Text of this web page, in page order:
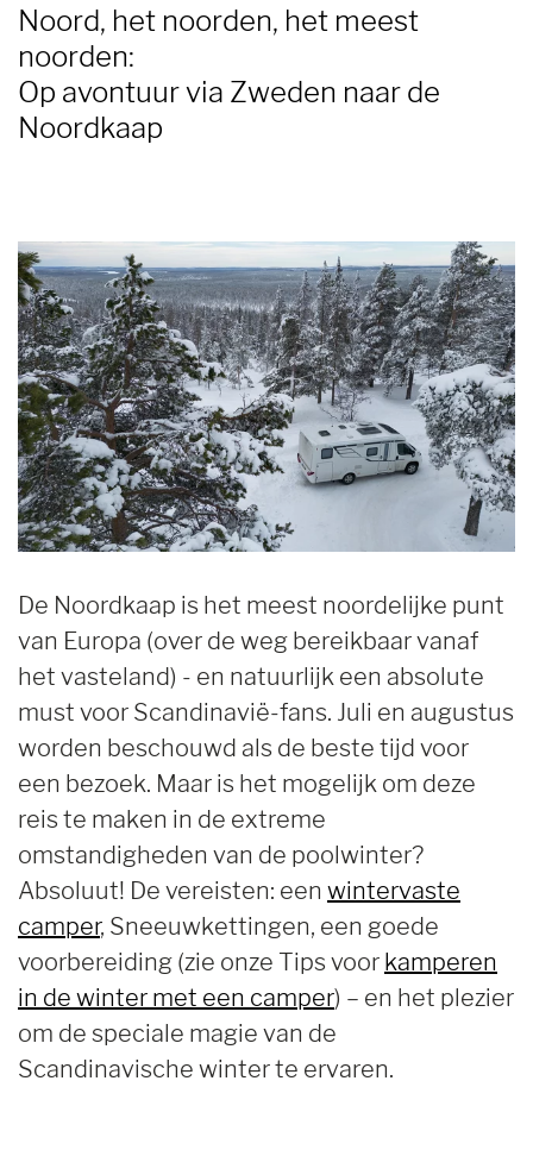
Noord, het noorden, het meest
noorden:
Op avontuur via Zweden naar de
Noordkaap
De Noordkaap is het meest noordelijke punt
van Europa (over de weg bereikbaar vanaf
het vasteland) - en natuurlijk een absolute
must voor Scandinavië-fans. Juli en augustus
worden beschouwd als de beste tijd voor
een bezoek. Maar is het mogelijk om deze
reis te maken in de extreme
omstandigheden van de poolwinter?
Absoluut! De vereisten: een wintervaste
camper, Sneeuwkettingen, een goede
voorbereiding (zie onze Tips voor kamperen
in de winter met een camper) – en het plezier
om de speciale magie van de
Scandinavische winter te ervaren.